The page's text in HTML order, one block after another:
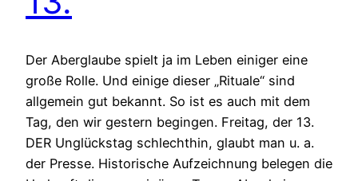
Der Aberglaube spielt ja im Leben einiger eine
große Rolle. Und einige dieser „Rituale“ sind
allgemein gut bekannt. So ist es auch mit dem
Tag, den wir gestern begingen. Freitag, der 13.
DER Unglückstag schlechthin, glaubt man u. a.
der Presse. Historische Aufzeichnung belegen die